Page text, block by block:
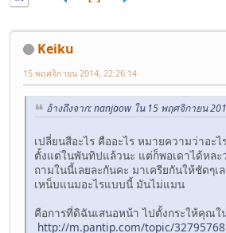
Keiku
15 พฤศจิกายน 2014, 22:26:14
อ้างถึงจาก: nanjaow ใน 15 พฤศจิกายน
เปลี่ยนสีอะไร คืออะไร หมายความว่าอะ
ตั้งแต่ในพันทิปแล้วนะ แต่ก็พอเดาได้หละ
ถามในนี้เลยละกันคะ มาเครียกันให้ชัดๆเ
เหน็บแนมอะไรแบบนี้ มันไม่แมน
คือการที่ดิฉันเสนอหน้า ไปตั้งกระให้คุณใ
http://m.pantip.com/topic/32795768